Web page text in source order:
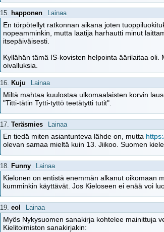
15. happonen Lainaa
En törpötellyt ratkonnan aikana joten
nopeamminkin, mutta laatija harhautti minut
itsepäiväisesti.
Kyllähän tämä IS-kovisten helpointa äärilaitaa
oivalluksia.
16. Kuju Lainaa
Miltä mahtaa kuulostaa ulkomaalaisten korvin
"Titti-tätin Tytti-tyttö teetätytti tutit".
17. Teräsmies Lainaa
En tiedä miten asiantunteva lähde on, mutta
olevan samaa mieltä kuin 13. Jiikoo. Suomen
18. Funny Lainaa
Kielonen on entistä enemmän alkanut oikomaan
kumminkin käyttävät. Jos Kieloseen ei enää voi
19. eol Lainaa
Myös Nykysuomen sanakirja kohtelee mainittuja
Kielitoimiston sanakirjakin: